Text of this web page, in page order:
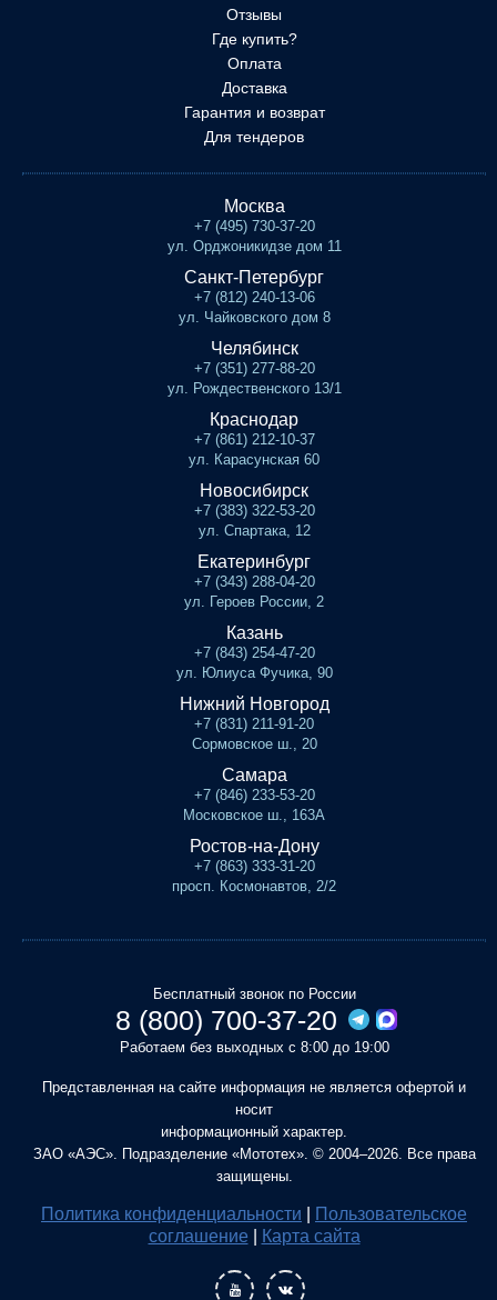
Отзывы
Где купить?
Оплата
Доставка
Гарантия и возврат
Для тендеров
Москва
+7 (495) 730-37-20
ул. Орджоникидзе дом 11
Санкт-Петербург
+7 (812) 240-13-06
ул. Чайковского дом 8
Челябинск
+7 (351) 277-88-20
ул. Рождественского 13/1
Краснодар
+7 (861) 212-10-37
ул. Карасунская 60
Новосибирск
+7 (383) 322-53-20
ул. Спартака, 12
Екатеринбург
+7 (343) 288-04-20
ул. Героев России, 2
Казань
+7 (843) 254-47-20
ул. Юлиуса Фучика, 90
Нижний Новгород
+7 (831) 211-91-20
Сормовское ш., 20
Самара
+7 (846) 233-53-20
Московское ш., 163А
Ростов-на-Дону
+7 (863) 333-31-20
просп. Космонавтов, 2/2
Бесплатный звонок по России
8 (800) 700-37-20
Работаем без выходных с 8:00 до 19:00
Представленная на сайте информация не является офертой и
носит
информационный характер.
ЗАО «АЭС». Подразделение «Мототех». © 2004–2026. Все права
защищены.
Политика конфиденциальности
Пользовательское
соглашение
Карта сайта